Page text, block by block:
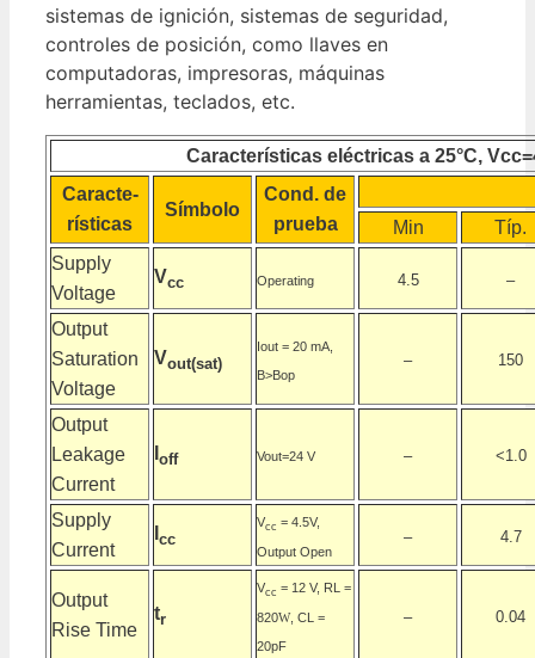
sistemas de ignición, sistemas de seguridad,
controles de posición, como llaves en
computadoras, impresoras, máquinas
herramientas, teclados, etc.
Características eléctricas a 25°C,
Caracte-
rísticas
Símbolo
Cond. de
prueba
Min
Típ.
Supply
Voltage
Vcc Operating 4.5 –
Output
Saturation
Voltage
Vout(sat)
Iout = 20 mA,
B>Bop
– 150
Output
Leakage
Current
off Vout=24 V – <1.0
Supply
Current
cc
Vcc = 4.5V,
Output Open
– 4.7
Output
Rise Time
tr
Vcc = 12 V, RL =
820W, CL =
20pF
– 0.04